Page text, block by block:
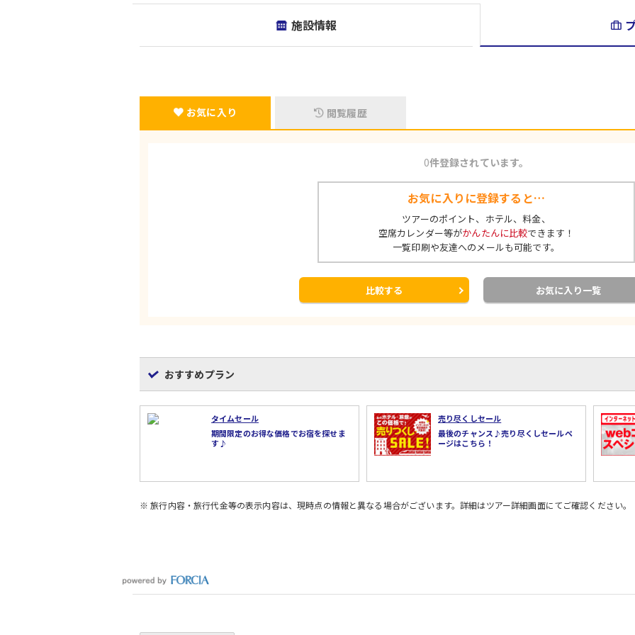
施設情報
お気に入り 閲覧履歴
0件登録されています。
お気に入りに登録すると…
ツアーのポイント、ホテル、料金、
空席カレンダー等がかんたんに比較できます！
一覧印刷や友達へのメールも可能です。
比較する お気に入り一覧
おすすめプラン
タイムセール
期間限定のお得な価格でお宿を探せま
す♪
売り尽くしセール
最後のチャンス♪売り尽くしセールペ
ージはこちら！
※ 旅行内容・旅行代金等の表示内容は、現時点の情報と異なる場合がございます。詳細はツアー詳細画面にてご確認ください。